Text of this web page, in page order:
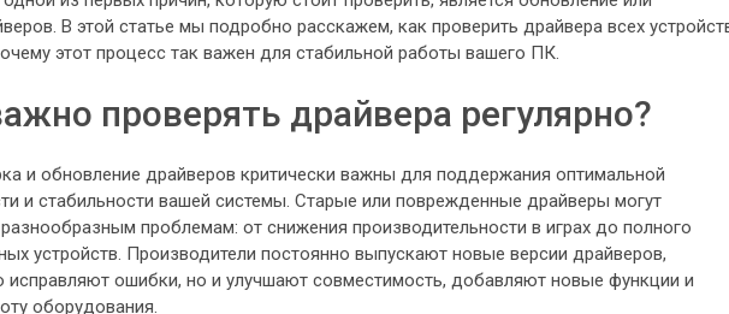
В этой статье мы подробно расскажем, как проверить драйвера всех
этот процесс так важен для стабильной работы вашего ПК.
проверять драйвера регулярно?
и обновление драйверов критически важны для поддержания оптимальной
и стабильности вашей системы. Старые или поврежденные драйверы могут
проблемам: от снижения производительности в играх до полного
устройств. Производители постоянно выпускают новые версии драйверов,
исправляют ошибки, но и улучшают совместимость, добавляют новые функции и
оборудования.